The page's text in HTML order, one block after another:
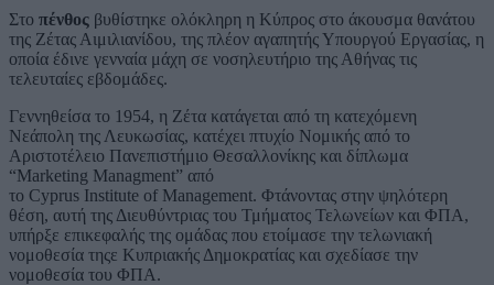
Στο πένθος βυθίστηκε ολόκληρη η Κύπρος στο άκουσμα θανάτου
της Ζέτας Αιμιλιανίδου, της πλέον αγαπητής Υπουργού Εργασίας, η
οποία έδινε γενναία μάχη σε νοσηλευτήριο της Αθήνας τις
τελευταίες εβδομάδες.
Γεννηθείσα το 1954, η Ζέτα κατάγεται από τη κατεχόμενη
Νεάπολη της Λευκωσίας, κατέχει πτυχίο Νομικής από το
Αριστοτέλειο Πανεπιστήμιο Θεσαλλονίκης και δίπλωμα
“Marketing Managment” από
το Cyprus Institute of Management. Φτάνοντας στην ψηλότερη
θέση, αυτή της Διευθύντριας του Τμήματος Τελωνείων και ΦΠΑ,
υπήρξε επικεφαλής της ομάδας που ετοίμασε την τελωνιακή
νομοθεσία τηςε Κυπριακής Δημοκρατίας και σχεδίασε την
νομοθεσία του ΦΠΑ.